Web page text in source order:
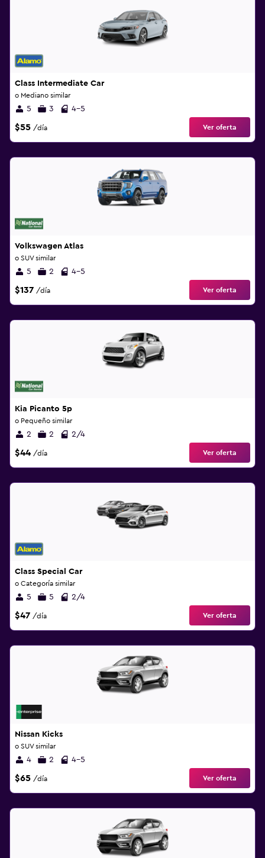
Class Intermediate Car
o Mediano similar
5 3 4-5
$55 /día Ver oferta
Volkswagen Atlas
o SUV similar
5 2 4-5
$137 /día Ver oferta
Kia Picanto 5p
o Pequeño similar
2 2 2/4
$44 /día Ver oferta
Class Special Car
o Categoría similar
5 5 2/4
$47 /día Ver oferta
Nissan Kicks
o SUV similar
4 2 4-5
$65 /día Ver oferta